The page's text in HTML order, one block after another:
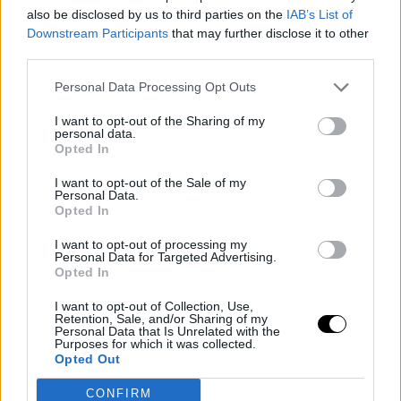
also be disclosed by us to third parties on the IAB’s List of
Downstream Participants that may further disclose it to other
Personal Data Processing Opt Outs
I want to opt-out of the Sharing of my
personal data.
Opted In
I want to opt-out of the Sale of my
Personal Data.
Opted In
I want to opt-out of processing my
Personal Data for Targeted Advertising.
Opted In
I want to opt-out of Collection, Use,
Retention, Sale, and/or Sharing of my
Personal Data that Is Unrelated with the
Purposes for which it was collected.
Opted Out
CONFIRM
μας κάτι πιο απλό, σικάτο και... κόκκινο, έχοντας την ηρωίδα
του Sex and the City στο μυαλό μας, αλλά η Κίμ Κατράλ μας
ΔΙΑΜΕΡΙΣΜΑ /